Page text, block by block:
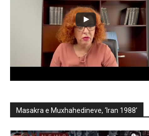
Masakra e Muxhahedineve, ‘Iran 1988’